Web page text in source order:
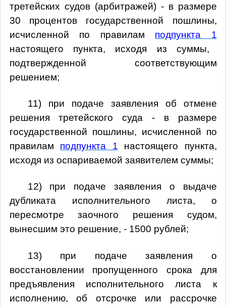
третейских судов (арбитражей) - в размере
30 процентов государственной пошлины,
исчисленной по правилам подпункта 1
настоящего пункта, исходя из суммы,
подтвержденной соответствующим
решением;
11) при подаче заявления об отмене
решения третейского суда - в размере
государственной пошлины, исчисленной по
правилам подпункта 1 настоящего пункта,
исходя из оспариваемой заявителем суммы;
12) при подаче заявления о выдаче
дубликата исполнительного листа, о
пересмотре заочного решения судом,
вынесшим это решение, - 1500 рублей;
13) при подаче заявления о
восстановлении пропущенного срока для
предъявления исполнительного листа к
исполнению, об отсрочке или рассрочке